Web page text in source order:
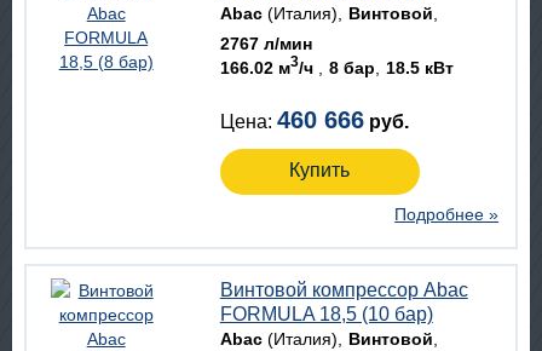
Abac(Италия)
Винтовой
2767 л/мин
166.02 м3/ч 8 бар 18.5 кВт
Цена: 460 666 руб.
Купить
Подробнее »
Винтовой компрессор Abac
FORMULA 18,5 (10 бар)
Abac(Италия)
Винтовой